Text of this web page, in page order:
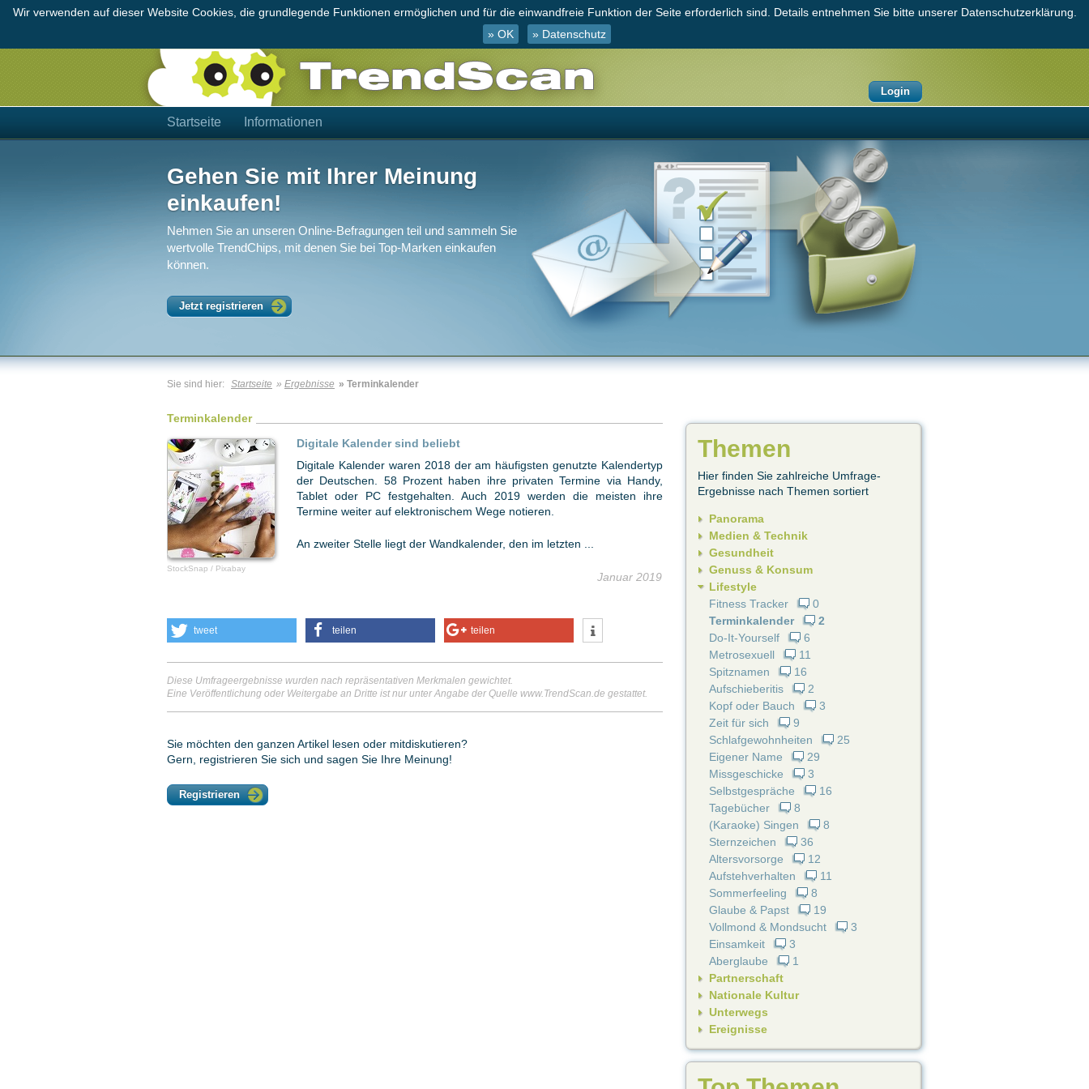
Wir verwenden auf dieser Website Cookies, die grundlegende Funktionen ermöglichen und für die einwandfreie Funktion der Seite erforderlich sind. Details entnehmen Sie bitte unserer Datenschutzerklärung.
» OK
» Datenschutz
Startseite Informationen
Gehen Sie mit Ihrer Meinung
einkaufen!
Nehmen Sie an unseren Online-Befragungen teil und sammeln Sie
wertvolle TrendChips, mit denen Sie bei Top-Marken einkaufen
können.
Jetzt registrieren
Sie sind hier: Startseite » Ergebnisse » Terminkalender
Terminkalender
StockSnap / Pixabay
Digitale Kalender sind beliebt
Digitale Kalender waren 2018 der am häufigsten genutzte Kalendertyp
der Deutschen. 58 Prozent haben ihre privaten Termine via Handy,
Tablet oder PC festgehalten. Auch 2019 werden die meisten ihre
Termine weiter auf elektronischem Wege notieren.
An zweiter Stelle liegt der Wandkalender, den im letzten ...
Januar 2019
tweet teilen teilen
Diese Umfrageergebnisse wurden nach repräsentativen Merkmalen gewichtet.
Eine Veröffentlichung oder Weitergabe an Dritte ist nur unter Angabe der Quelle www.TrendScan.de gestattet.
Sie möchten den ganzen Artikel lesen oder mitdiskutieren?
Gern, registrieren Sie sich und sagen Sie Ihre Meinung!
Registrieren
Themen
Hier finden Sie zahlreiche Umfrage-
Ergebnisse nach Themen sortiert
Panorama
Medien & Technik
Gesundheit
Genuss & Konsum
Lifestyle
Fitness Tracker
0
Terminkalender
2
Do-It-Yourself
6
Metrosexuell
11
Spitznamen
16
Aufschieberitis
2
Kopf oder Bauch
3
Zeit für sich
9
Schlafgewohnheiten
25
Eigener Name
29
Missgeschicke
3
Selbstgespräche
16
Tagebücher
8
(Karaoke) Singen
8
Sternzeichen
36
Altersvorsorge
12
Aufstehverhalten
11
Sommerfeeling
8
Glaube & Papst
19
Vollmond & Mondsucht
3
Einsamkeit
3
Aberglaube
1
Partnerschaft
Nationale Kultur
Unterwegs
Ereignisse